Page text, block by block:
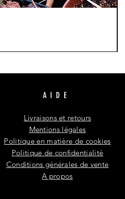
AIDE
Livraisons et retours
Mentions légales
Politique en matière de cookies
Politique de confidentialité
Conditions générales de vente
A propos